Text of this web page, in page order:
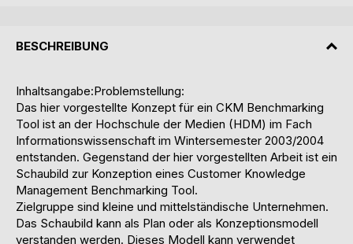
BESCHREIBUNG
Inhaltsangabe:Problemstellung:
Das hier vorgestellte Konzept für ein CKM Benchmarking
Tool ist an der Hochschule der Medien (HDM) im Fach
Informationswissenschaft im Wintersemester 2003/2004
entstanden. Gegenstand der hier vorgestellten Arbeit ist ein
Schaubild zur Konzeption eines Customer Knowledge
Management Benchmarking Tool.
Zielgruppe sind kleine und mittelständische Unternehmen.
Das Schaubild kann als Plan oder als Konzeptionsmodell
verstanden werden. Dieses Modell kann verwendet